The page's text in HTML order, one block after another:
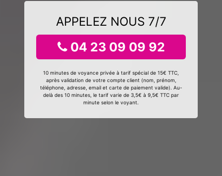
APPELEZ NOUS 7/7
04 23 09 09 92
10 minutes de voyance privée à tarif spécial de 15€ TTC,
après validation de votre compte client (nom, prénom,
téléphone, adresse, email et carte de paiement valide). Au-
delà des 10 minutes, le tarif varie de 3,5€ à 9,5€ TTC par
minute selon le voyant.